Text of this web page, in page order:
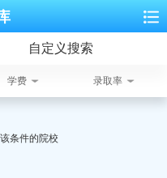
自定义搜索
学费 录取率
条件的院校